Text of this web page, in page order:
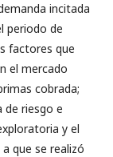
incitada
periodo de
factores que
el mercado
cobrada;
de riesgo e
y el
que se realizó